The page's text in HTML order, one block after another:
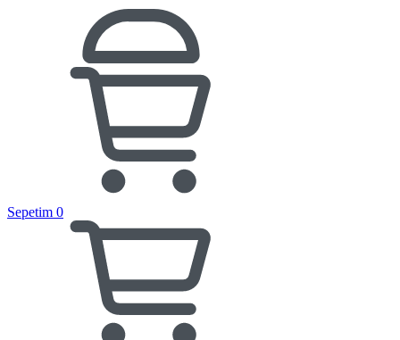
Sepetim 0